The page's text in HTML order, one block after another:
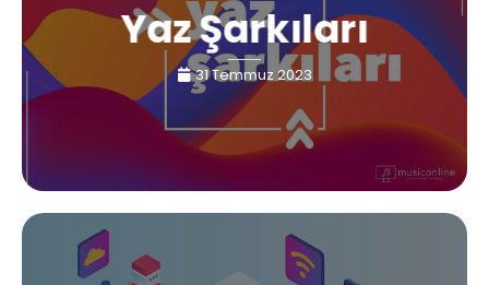
Yaz Şarkıları
31 Temmuz 2023